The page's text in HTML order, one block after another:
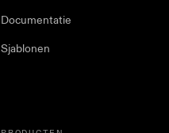
Documentatie
Sjablonen